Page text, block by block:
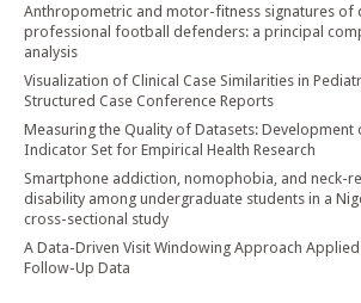
Anthropometric and motor-fitness signatures of
professional football defenders: a principal
analysis
Visualization of Clinical Case Similarities in
Structured Case Conference Reports
Measuring the Quality of Datasets: Development
Indicator Set for Empirical Health Research
Smartphone addiction, nomophobia, and neck-
disability among undergraduate students in a
cross-sectional study
A Data-Driven Visit Windowing Approach
Follow-Up Data